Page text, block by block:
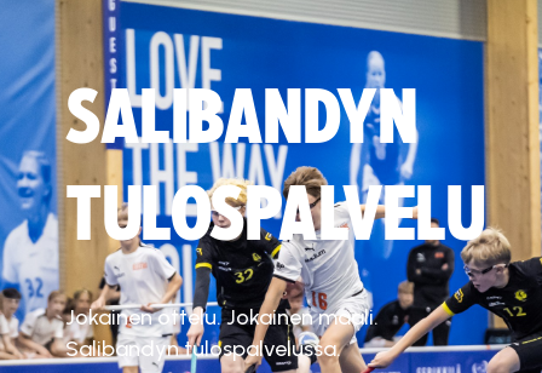
SALIBANDYN
TULOSPALVELU
Jokainen ottelu. Jokainen maali.
Salibandyn tulospalvelussa.